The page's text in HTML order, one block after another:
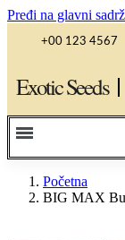
Pređi na glavni
+00 123 4567
Exotic Seeds
Početna
BIG MAX